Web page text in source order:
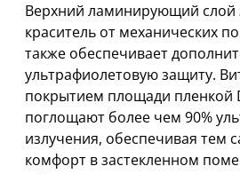
Верхний ламинирующий
краситель от механических
также обеспечивает
ультрафиолетовую защиту.
покрытием площади пленкой
поглощают более чем 90%
излучения, обеспечивая тем
комфорт в застекленном